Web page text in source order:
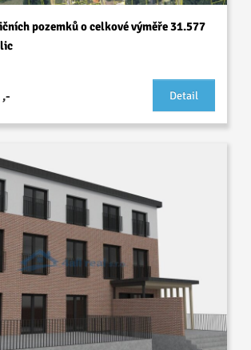
pozemků o celkové výměře 31.577
,- Detail